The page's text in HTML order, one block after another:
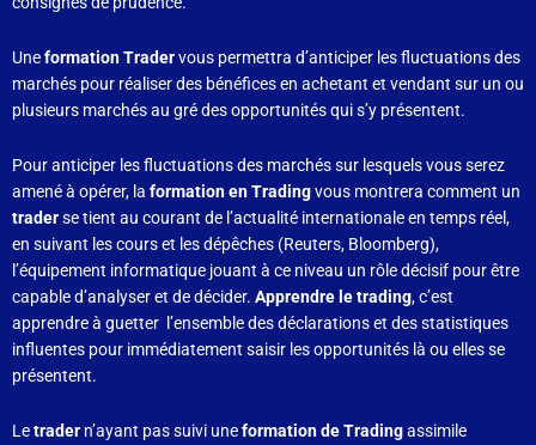
Uneformation Tradervous permettra d’anticiper les fluctuations des
marchés pour réaliser des bénéfices en achetant et vendant sur un ou
plusieurs marchés au gré des opportunités qui s’y présentent.
Pour anticiper les fluctuations des marchés sur lesquels vous serez
amené à opérer, la formation en Tradingvous montrera comment un
traderse tient au courant de l’actualité internationale en temps réel,
en suivant les cours et les dépêches (Reuters, Bloomberg),
l’équipement informatique jouant à ce niveau un rôle décisif pour être
capable d’analyser et de décider. Apprendre le trading, c’est
apprendre à guetter l’ensemble des déclarations et des statistiques
influentes pour immédiatement saisir les opportunités là ou elles se
présentent.
Letrader n’ayant pas suivi uneformation de Tradingassimile